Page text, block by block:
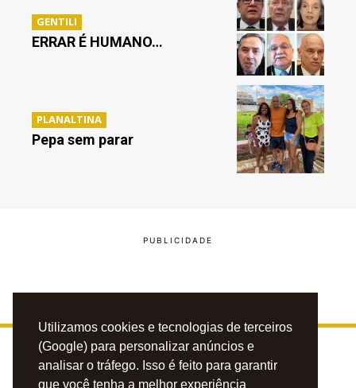
Utilizamos cookies e tecnologias de terceiros
(Google) para personalizar anúncios e
analisar o tráfego. Isso é feito para garantir
que você tenha a melhor experiência
GENTILI
ERRAR É HUMANO…
PLANALTINA
Pepa sem parar